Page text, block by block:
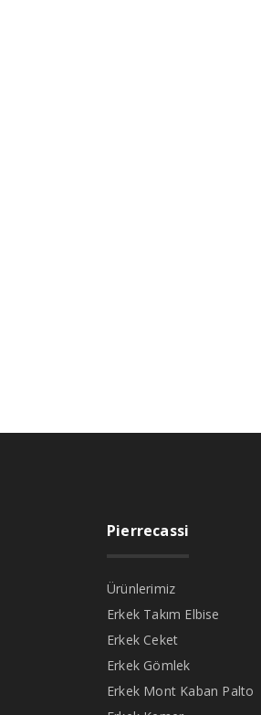
Pierrecassi
Ürünlerimiz
Erkek Takım Elbise
Erkek Ceket
Erkek Gömlek
Erkek Mont Kaban Palto